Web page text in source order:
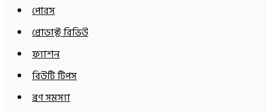
পোরস
প্রোডাক্ট রিভিউ
ফ্যাশন
বিউটি টিপস
ব্রণ সমস্যা